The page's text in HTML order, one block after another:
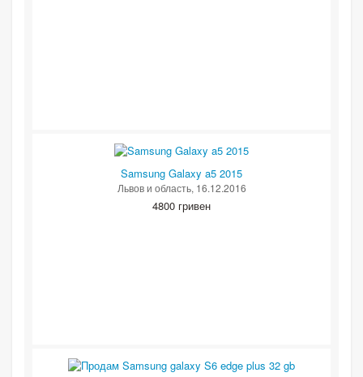
Samsung Galaxy a5 2015
Львов и область, 16.12.2016
4800 гривен